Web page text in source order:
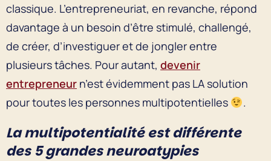
classique. L’entrepreneuriat, en revanche, répond
davantage à un besoin d’être stimulé, challengé,
de créer, d’investiguer et de jongler entre
plusieurs tâches. Pour autant, devenir
entrepreneur n’est évidemment pas LA solution
pour toutes les personnes multipotentielles
.
La multipotentialité est différente
des 5 grandes neuroatypies